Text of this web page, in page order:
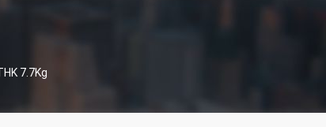
7.7Kg